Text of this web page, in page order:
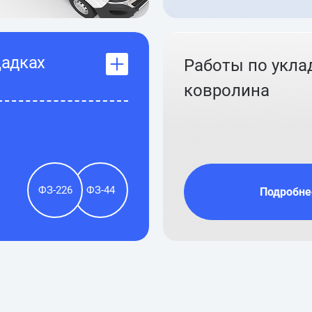
ФЗ-226 ФЗ-44
Работы по
ковролина